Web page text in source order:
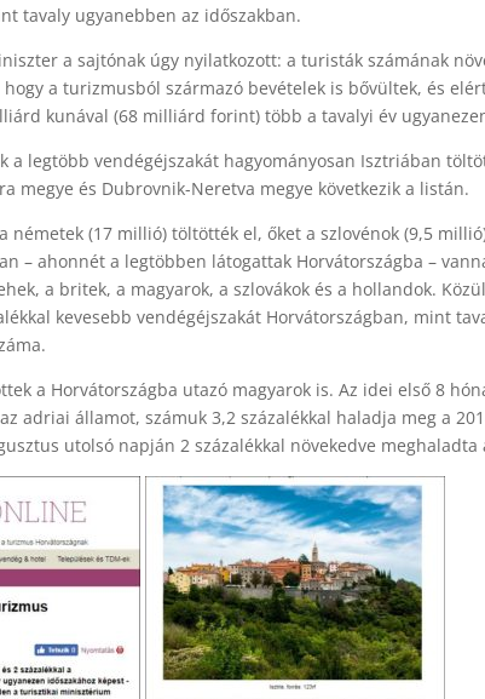
tavaly ugyanebben az időszakban.
a sajtónak úgy nyilatkozott: a turisták számának
a turizmusból származó bevételek is bővültek, és
kunával (68 milliárd forint) több a tavalyi év
a legtöbb vendégéjszakát hagyományosan Isztriában
megye és Dubrovnik-Neretva megye következik a listán.
németek (17 millió) töltötték el, őket a szlovénok (9,5
– ahonnét a legtöbben látogattak Horvátországba –
a britek, a magyarok, a szlovákok és a hollandok.
kevesebb vendégéjszakát Horvátországban, mint
a Horvátországba utazó magyarok is. Az idei első 8
adriai államot, számuk 3,2 százalékkal haladja meg a
utolsó napján 2 százalékkal növekedve